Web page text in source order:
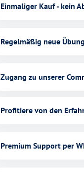
Einmaliger Kauf - kein
Regelmäßig neue
Zugang zu unserer
Profitiere von den
Premium Support per